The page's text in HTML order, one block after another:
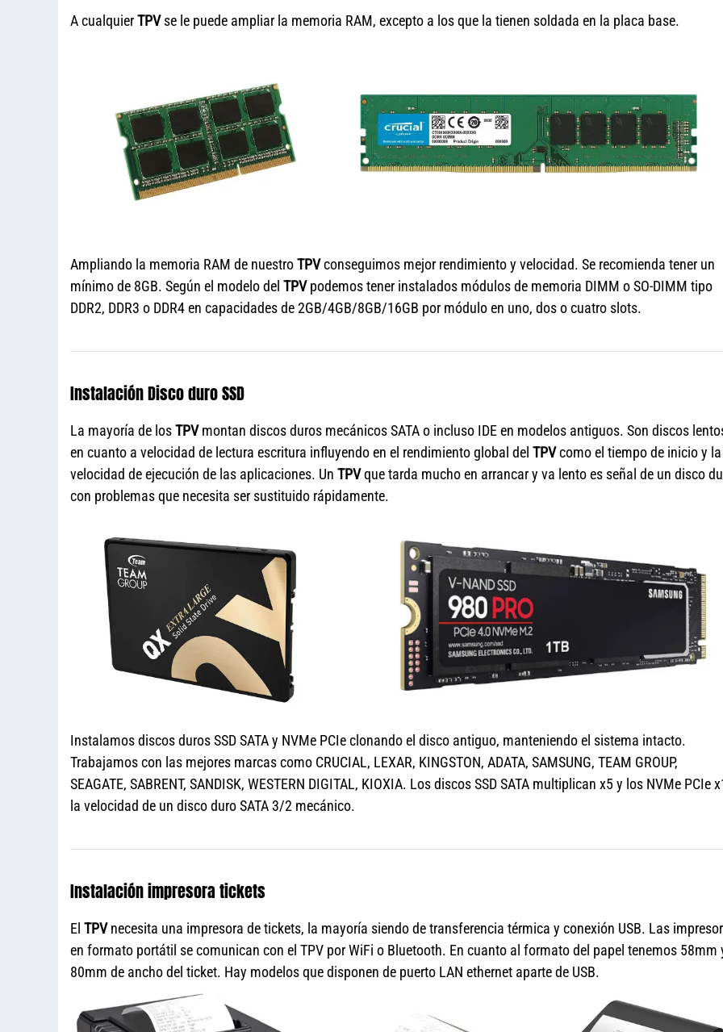
A cualquierTPVse le puede ampliar la memoria RAM, excepto a los que la tienen soldada en la placa base.
Ampliando la memoria RAM de nuestroTPVconseguimos mejor rendimiento y velocidad. Se recomienda tener un
mínimo de 8GB. Según el modelo del TPVpodemos tener instalados módulos de memoria DIMM o SO-DIMM tipo
DDR2, DDR3 o DDR4 en capacidades de 2GB/4GB/8GB/16GB por módulo en uno, dos o cuatro slots.
Instalación Disco duro SSD
La mayoría de losTPVmontan discos duros mecánicos SATA o incluso IDE en modelos antiguos. Son discos
en cuanto a velocidad de lectura escritura influyendo en el rendimiento global del TPVcomo el tiempo de inicio y la
velocidad de ejecución de las aplicaciones. Un TPVque tarda mucho en arrancar y va lento es señal de un disco
con problemas que necesita ser sustituido rápidamente.
Instalamos discos duros SSD SATA y NVMe PCIe clonando el disco antiguo, manteniendo el sistema intacto.
Trabajamos con las mejores marcas como CRUCIAL, LEXAR, KINGSTON, ADATA, SAMSUNG, TEAM GROUP,
SEAGATE, SABRENT, SANDISK, WESTERN DIGITAL, KIOXIA. Los discos SSD SATA multiplican x5 y los NVMe PCIe
la velocidad de un disco duro SATA 3/2 mecánico.
Instalación impresora tickets
El TPVnecesita una impresora de tickets, la mayoría siendo de transferencia térmica y conexión USB. Las
en formato portátil se comunican con el TPV por WiFi o Bluetooth. En cuanto al formato del papel tenemos 58mm
80mm de ancho del ticket. Hay modelos que disponen de puerto LAN ethernet aparte de USB.